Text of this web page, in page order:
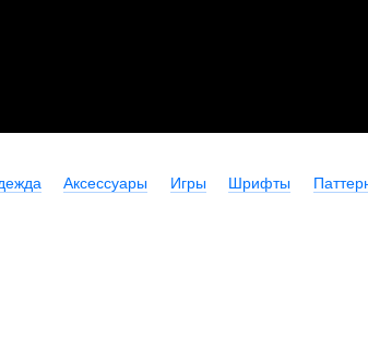
Аксессуары Игры Шрифты